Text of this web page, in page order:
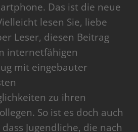
Das ist die neue
lesen Sie, liebe
Leser, diesen Beitrag
internetfähigen
mit eingebauter
zu ihren
So ist es doch auch
Jugendliche, die nach